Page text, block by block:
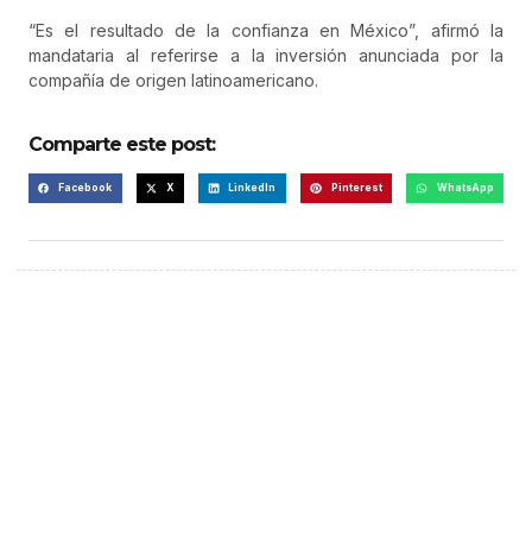
“Es el resultado de la confianza en México”, afirmó la
mandataria al referirse a la inversión anunciada por la
compañía de origen latinoamericano.
Comparte este post:
Facebook X LinkedIn Pinterest WhatsApp